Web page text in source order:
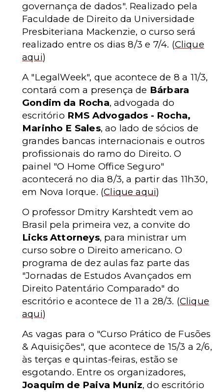
governança de dados". Realizado pela
Faculdade de Direito da Universidade
Presbiteriana Mackenzie, o curso será
realizado entre os dias 8/3 e 7/4. (Clique
aqui)
A "LegalWeek", que acontece de 8 a 11/3,
contará com a presença de Bárbara
Gondim da Rocha, advogada do
escritório RMS Advogados - Rocha,
Marinho E Sales, ao lado de sócios de
grandes bancas internacionais e outros
profissionais do ramo do Direito. O
painel "O Home Office Seguro"
acontecerá no dia 8/3, a partir das 11h30,
em Nova Iorque. (Clique aqui)
O professor Dmitry Karshtedt vem ao
Brasil pela primeira vez, a convite do
Licks Attorneys, para ministrar um
curso sobre o Direito americano. O
programa de dez aulas faz parte das
"Jornadas de Estudos Avançados em
Direito Patentário Comparado" do
escritório e acontece de 11 a 28/3. (Clique
aqui)
As vagas para o "Curso Prático de Fusões
& Aquisições", que acontece de 15/3 a 2/6,
às terças e quintas-feiras, estão se
esgotando. Entre os organizadores,
Joaquim de Paiva Muniz, do escritório